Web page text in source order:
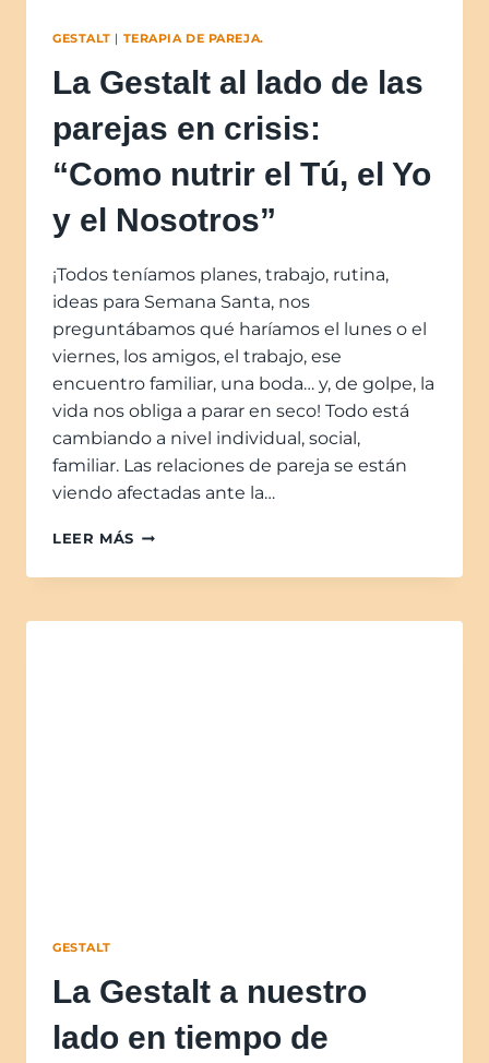
GESTALT | TERAPIA DE PAREJA.
La Gestalt al lado de las
parejas en crisis:
“Como nutrir el Tú, el Yo
y el Nosotros”
¡Todos teníamos planes, trabajo, rutina,
ideas para Semana Santa, nos
preguntábamos qué haríamos el lunes o el
viernes, los amigos, el trabajo, ese
encuentro familiar, una boda… y, de golpe, la
vida nos obliga a parar en seco! Todo está
cambiando a nivel individual, social,
familiar. Las relaciones de pareja se están
viendo afectadas ante la…
LEER MÁS
GESTALT
La Gestalt a nuestro
lado en tiempo de